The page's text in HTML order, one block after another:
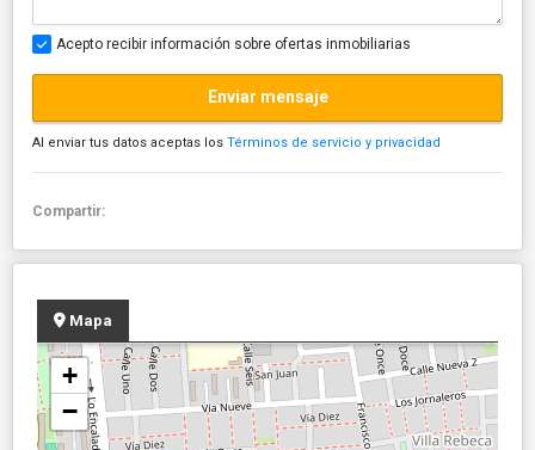
Acepto recibir información sobre ofertas inmobiliarias
Enviar mensaje
Al enviar tus datos aceptas los Términos de servicio y privacidad
Compartir:
Mapa
+
−